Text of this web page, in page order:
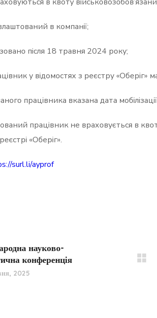
в компанії;
після 18 травня 2024 року;
у відомостях з реєстру «Оберіг»
працівника вказана дата
працівник не враховується в
«Оберіг».
surl.li/ayprof
науково-
конференція
2025